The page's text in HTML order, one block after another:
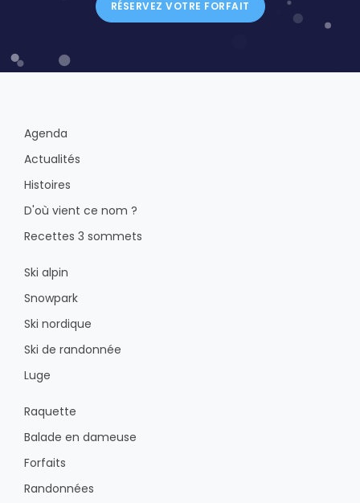
RÉSERVEZ VOTRE FORFAIT
Agenda
Actualités
Histoires
D'où vient ce nom ?
Recettes 3 sommets
Ski alpin
Snowpark
Ski nordique
Ski de randonnée
Luge
Raquette
Balade en dameuse
Forfaits
Randonnées